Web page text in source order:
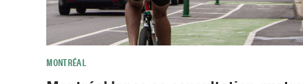
MONTRÉAL